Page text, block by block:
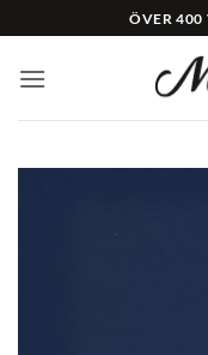
to
content
ÖVER 400